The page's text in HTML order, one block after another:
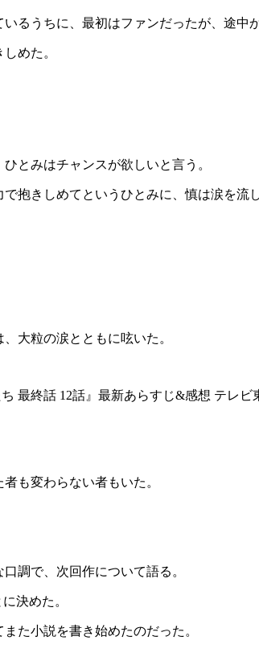
るうちに、最初はファンだったが、途中
めた。
とみはチャンスが欲しいと言う。
抱きしめてというひとみに、慎は涙を流
大粒の涙とともに呟いた。
も変わらない者もいた。
調で、次回作について語る。
決めた。
た小説を書き始めたのだった。